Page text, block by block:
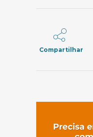
Compartilhar